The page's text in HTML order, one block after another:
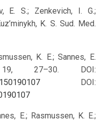
E. S.; Zenkevich, I. G.;
K. S. Sud. Med.
K. E.; Sannes, E.
19, 27–30. DOI:
DOI:
E.; Rasmussen, K. E.;